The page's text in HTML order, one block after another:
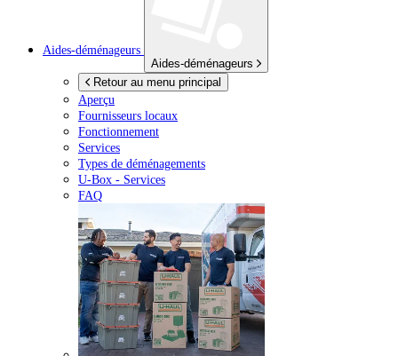
Aides-déménageurs
Aides-déménageurs
Retour au menu principal
Aperçu
Fournisseurs locaux
Fonctionnement
Services
Types de déménagements
U-Box - Services
FAQ